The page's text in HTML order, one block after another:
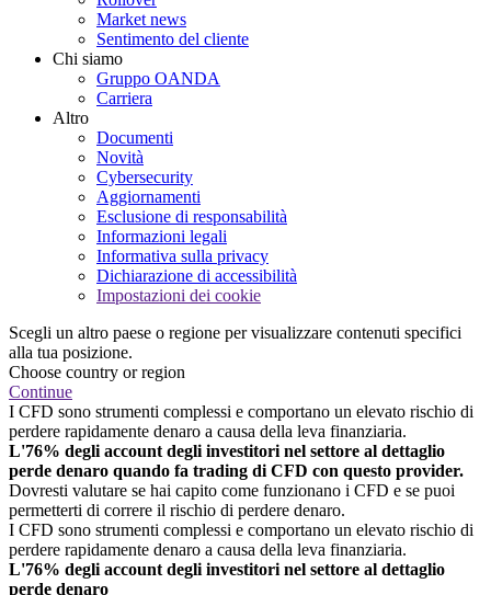
Market news
Sentimento del cliente
Chi siamo
Gruppo OANDA
Carriera
Altro
Documenti
Novità
Cybersecurity
Aggiornamenti
Esclusione di responsabilità
Informazioni legali
Informativa sulla privacy
Dichiarazione di accessibilità
Impostazioni dei cookie
Scegli un altro paese o regione per visualizzare contenuti specifici
alla tua posizione.
Choose country or region
Continue
I CFD sono strumenti complessi e comportano un elevato rischio di
perdere rapidamente denaro a causa della leva finanziaria.
L'76% degli account degli investitori nel settore al dettaglio
perde denaro quando fa trading di CFD con questo provider.
Dovresti valutare se hai capito come funzionano i CFD e se puoi
permetterti di correre il rischio di perdere denaro.
I CFD sono strumenti complessi e comportano un elevato rischio di
perdere rapidamente denaro a causa della leva finanziaria.
L'76% degli account degli investitori nel settore al dettaglio
perde denaro